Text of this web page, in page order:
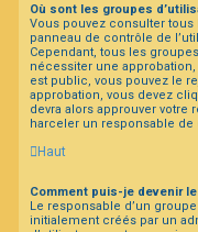
Où sont les groupes
Vous pouvez consulter tous
panneau de contrôle de
Cependant, tous les
nécessiter une
est public, vous pouvez le
approbation, vous devez
devra alors approuver votre
harceler un responsable de
Haut
Comment puis-je devenir
Le responsable d’un
initialement créés par un